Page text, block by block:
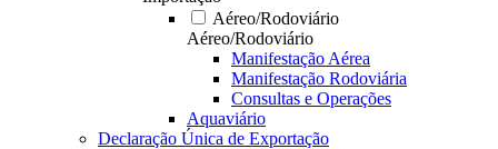
Aéreo/Rodoviário
Aéreo/Rodoviário
Manifestação Aérea
Manifestação Rodoviária
Consultas e Operações
Aquaviário
Declaração Única de Exportação